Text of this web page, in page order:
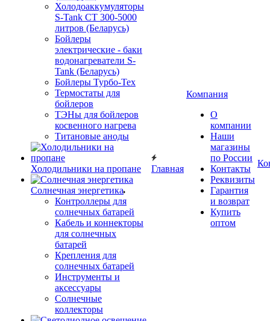
Холодоаккумуляторы
S-Tank СТ 300-5000
литров (Беларусь)
Бойлеры
электрические - баки
водонагреватели S-
Tank (Беларусь)
Бойлеры Турбо-Тех
Термостаты для
бойлеров
ТЭНы для бойлеров
косвенного нагрева
Титановые аноды
Холодильники на пропане
Солнечная энергетика
Контроллеры для
солнечных батарей
Кабель и коннекторы
для солнечных
батарей
Крепления для
солнечных батарей
Инструменты и
аксессуары
Солнечные
коллекторы
Главная
Компания
О
компании
Наши
магазины
по России
Контакты
Реквизиты
Гарантия
и возврат
Купить
оптом